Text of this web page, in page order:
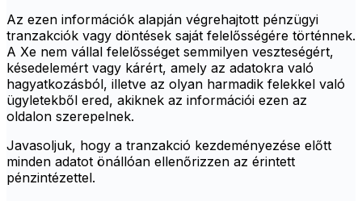
Az ezen információk alapján végrehajtott pénzügyi
tranzakciók vagy döntések saját felelősségére történnek.
A Xe nem vállal felelősséget semmilyen veszteségért,
késedelemért vagy kárért, amely az adatokra való
hagyatkozásból, illetve az olyan harmadik felekkel való
ügyletekből ered, akiknek az információi ezen az
oldalon szerepelnek.
Javasoljuk, hogy a tranzakció kezdeményezése előtt
minden adatot önállóan ellenőrizzen az érintett
pénzintézettel.